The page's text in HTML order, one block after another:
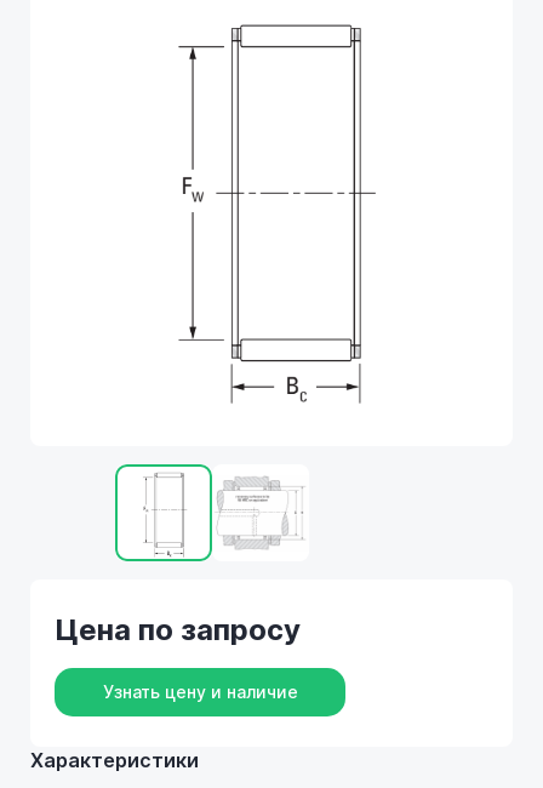
Характеристики
Цена по запросу
Узнать цену и наличие